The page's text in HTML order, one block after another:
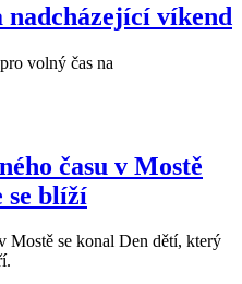
nadcházející víkend
volný čas na
času v Mostě
se blíží
Mostě se konal Den dětí, který